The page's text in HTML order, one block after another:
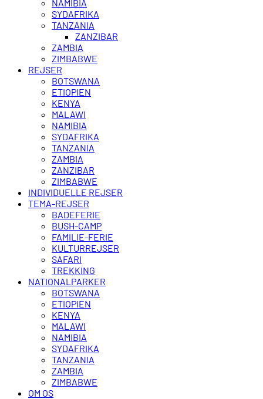
NAMIBIA
SYDAFRIKA
TANZANIA
ZANZIBAR
ZAMBIA
ZIMBABWE
REJSER
BOTSWANA
ETIOPIEN
KENYA
MALAWI
NAMIBIA
SYDAFRIKA
TANZANIA
ZAMBIA
ZANZIBAR
ZIMBABWE
INDIVIDUELLE REJSER
TEMA-REJSER
BADEFERIE
BUSH-CAMP
FAMILIE-FERIE
KULTURREJSER
SAFARI
TREKKING
NATIONALPARKER
BOTSWANA
ETIOPIEN
KENYA
MALAWI
NAMIBIA
SYDAFRIKA
TANZANIA
ZAMBIA
ZIMBABWE
OM OS